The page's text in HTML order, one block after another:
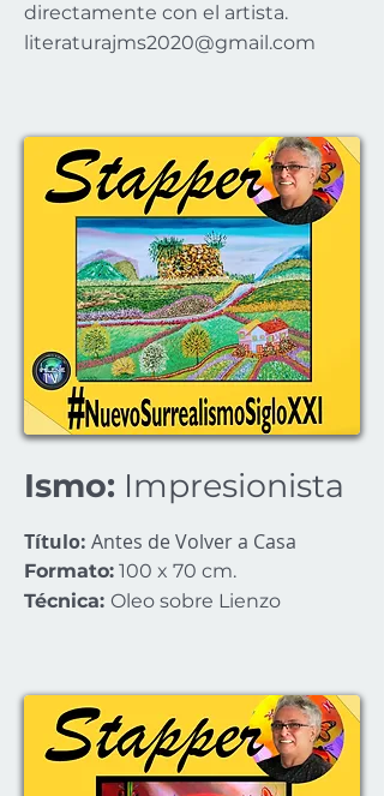
directamente con el artista.
literaturajms2020@gmail.com
Ismo: Impresionista
Título: Antes de Volver a Casa
Formato: 100 x 70 cm.
Técnica: Oleo sobre Lienzo